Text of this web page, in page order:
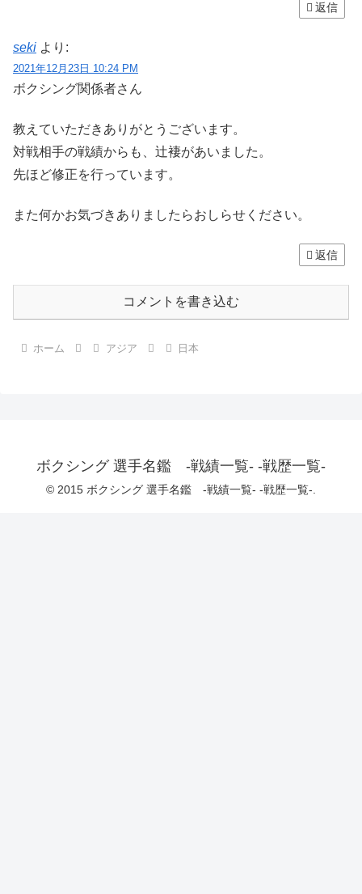
返信
seki より:
2021年12月23日 10:24 PM
ボクシング関係者さん
教えていただきありがとうございます。
対戦相手の戦績からも、辻褄があいました。
先ほど修正を行っています。
また何かお気づきありましたらおしらせください。
返信
コメントを書き込む
ホーム アジア 日本
ボクシング 選手名鑑 -戦績一覧- -戦歴一覧-
© 2015 ボクシング 選手名鑑 -戦績一覧- -戦歴一覧-.